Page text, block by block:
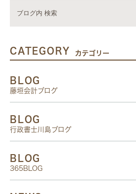
CATEGORY カテゴリー
BLOG
藤垣会計ブログ
BLOG
行政書士川島ブログ
BLOG
365BLOG